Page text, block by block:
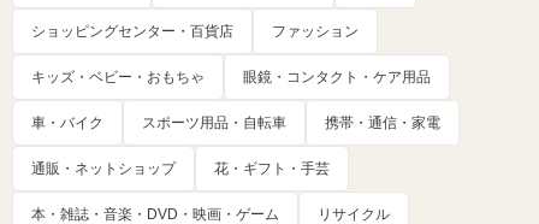
ショッピングセンター・百貨店 ファッション
キッズ・ベビー・おもちゃ 眼鏡・コンタクト・ケア用品
車・バイク スポーツ用品・自転車 携帯・通信・家電
通販・ネットショップ 花・ギフト・手芸
本・雑誌・音楽・DVD・映画・ゲーム リサイクル